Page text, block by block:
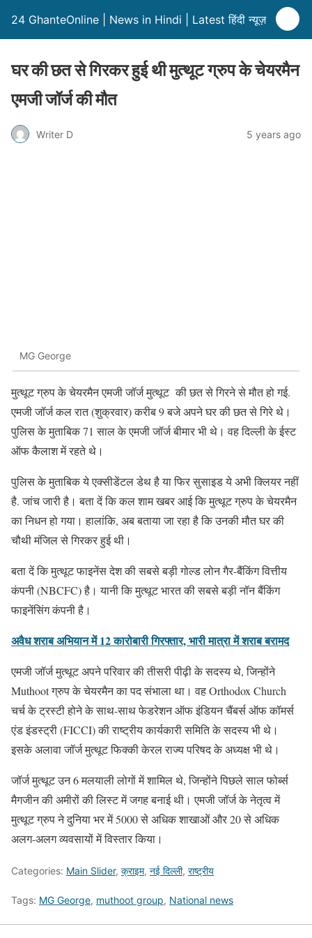
24 GhanteOnline | News in Hindi | Latest हिंदी न्यूज़
घर की छत से गिरकर हुई थी मुत्थूट ग्रुप के चेयरमैन
एमजी जॉर्ज की मौत
Writer D 5 years ago
MG George
मुत्थूट ग्रुप के चेयरमैन एमजी जॉर्ज मुत्थूट की छत से गिरने से मौत हो गई.
एमजी जॉर्ज कल रात (शुक्रवार) करीब 9 बजे अपने घर की छत से गिरे थे।
पुलिस के मुताबिक 71 साल के एमजी जॉर्ज बीमार भी थे। वह दिल्ली के ईस्ट
ऑफ कैलाश में रहते थे।
पुलिस के मुताबिक ये एक्सीडेंटल डेथ है या फिर सुसाइड ये अभी क्लियर नहीं
है. जांच जारी है। बता दें कि कल शाम खबर आई कि मुत्थूट ग्रुप के चेयरमैन
का निधन हो गया। हालांकि, अब बताया जा रहा है कि उनकी मौत घर की
चौथी मंजिल से गिरकर हुई थी।
बता दें कि मुत्थूट फाइनेंस देश की सबसे बड़ी गोल्ड लोन गैर-बैंकिंग वित्तीय
कंपनी (NBCFC) है। यानी कि मुत्थूट भारत की सबसे बड़ी नॉन बैंकिंग
फाइनेंसिंग कंपनी है।
अवैध शराब अभियान में 12 कारोबारी गिरफ्तार, भारी मात्रा में शराब बरामद
एमजी जॉर्ज मुत्थूट अपने परिवार की तीसरी पीढ़ी के सदस्य थे, जिन्होंने
Muthoot ग्रुप के चेयरमैन का पद संभाला था। वह Orthodox Church
चर्च के ट्रस्टी होने के साथ-साथ फेडरेशन ऑफ इंडियन चैंबर्स ऑफ कॉमर्स
एंड इंडस्ट्री (FICCI) की राष्ट्रीय कार्यकारी समिति के सदस्य भी थे।
इसके अलावा जॉर्ज मुत्थूट फिक्की केरल राज्य परिषद के अध्यक्ष भी थे।
जॉर्ज मुत्थूट उन 6 मलयाली लोगों में शामिल थे, जिन्होंने पिछले साल फोर्ब्स
मैगजीन की अमीरों की लिस्ट में जगह बनाई थी। एमजी जॉर्ज के नेतृत्व में
मुत्थूट ग्रुप ने दुनिया भर में 5000 से अधिक शाखाओं और 20 से अधिक
अलग-अलग व्यवसायों में विस्तार किया।
Categories: Main Slider, क्राइम, नई दिल्ली, राष्ट्रीय
Tags: MG George, muthoot group, National news